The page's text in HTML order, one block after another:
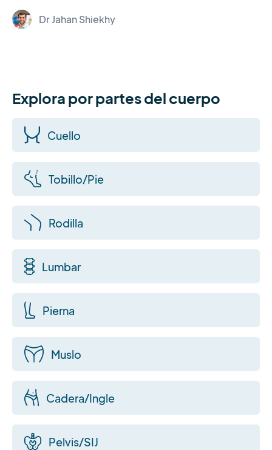
Dr Jahan Shiekhy
Explora por partes del cuerpo
Cuello
Tobillo/Pie
Rodilla
Lumbar
Pierna
Muslo
Cadera/Ingle
Pelvis/SIJ